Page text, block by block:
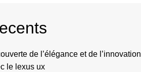
de l’élégance et de l’innovation
le lexus ux